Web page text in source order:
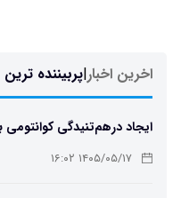
اخرین اخبار|پربیننده ترین
ایجاد درهم‌تنیدگی کوانتومی
۱۴۰۵/۰۵/۱۷ ۱۶:۰۲